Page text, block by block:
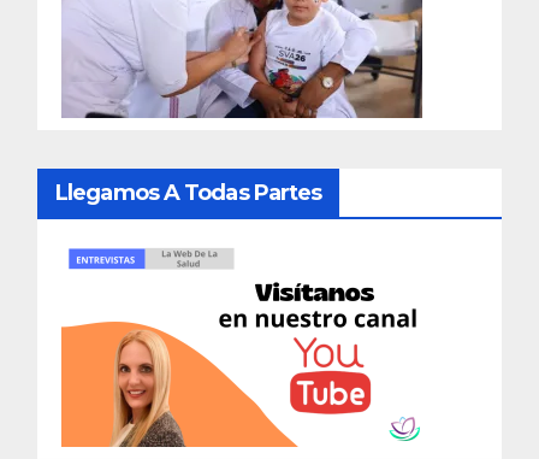
Llegamos A Todas Partes